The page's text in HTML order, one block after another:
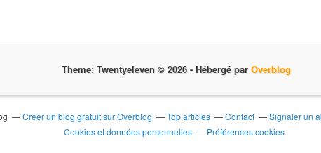
Theme: Twentyeleven © 2026 - Hébergé par Overblog
Créer un blog gratuit sur Overblog Top articles Contact Signaler un
Cookies et données personnelles
Préférences cookies